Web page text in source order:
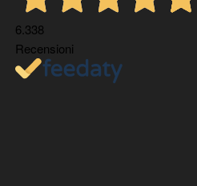
6.338
Recensioni